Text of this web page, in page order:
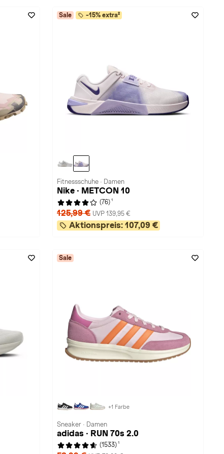
Sale -15% extra²
Fitnessschuhe · Damen
Nike · METCON 10
(76) 1
125,99 € UVP 139,95 €
Aktionspreis: 107,09 €
Sale
+1 Farbe
Sneaker · Damen
adidas · RUN 70s 2.0
(1533) 1